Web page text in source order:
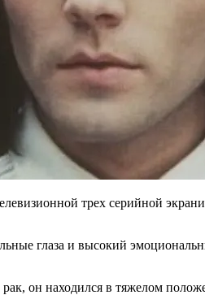
трех серийной
глаза и высокий
рак, он находился в тяжелом